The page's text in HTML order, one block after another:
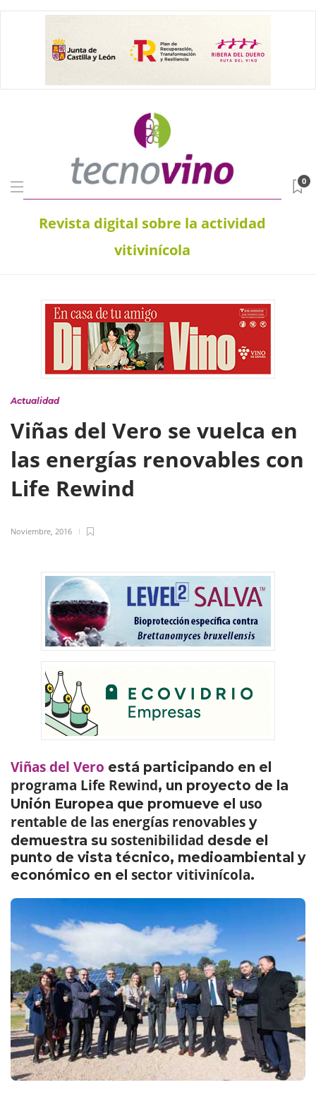
Revista digital sobre la actividad
vitivinícola
0
Actualidad
Viñas del Vero se vuelca en
las energías renovables con
Life Rewind
Noviembre, 2016
Viñas del Vero está participando en el
programa Life Rewind, un proyecto de la
Unión Europea que promueve el uso
rentable de las energías renovables y
demuestra su sostenibilidad desde el
punto de vista técnico, medioambiental y
económico en el sector vitivinícola.